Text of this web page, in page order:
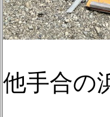
他手合の